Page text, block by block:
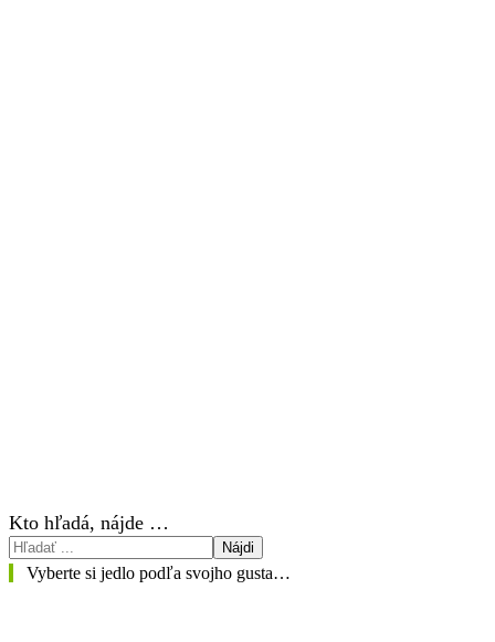
Kto hľadá, nájde …
Nájdi
Vyberte si jedlo podľa svojho gusta…